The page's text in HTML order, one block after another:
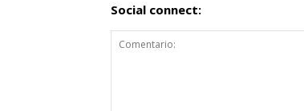
Social connect: